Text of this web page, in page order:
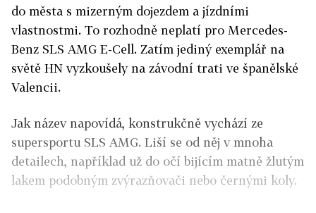
do města s mizerným dojezdem a jízdními
vlastnostmi. To rozhodně neplatí pro Mercedes-
Benz SLS AMG E-Cell. Zatím jediný exemplář na
světě HN vyzkoušely na závodní trati ve španělské
Valencii.
Jak název napovídá, konstrukčně vychází ze
supersportu SLS AMG. Liší se od něj v mnoha
detailech, například už do očí bijícím matně žlutým
lakem podobným zvýrazňovači nebo černými koly.